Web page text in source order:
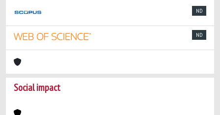
ND
ND
Social impact